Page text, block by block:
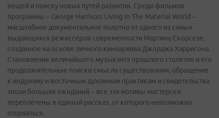
вещей и поиску новых путей развития. Среди фильмов
программы – George Harrison: Living In The Material World –
масштабное документальное полотно от одного из самых
выдающихся режиссеров современности Мартина Скорсезе,
созданное на основе личного киноархива Джорджа Харрисона.
Становление величайшего музыканта прошлого столетия и его
продолжительные поиски смысла существования, обращение
к индуизму и восточным духовным практикам и свидетельства
эпохи больших ожиданий – все эти мотивы мастерски
переплетены в единый рассказ, от которого невозможно
оторваться.